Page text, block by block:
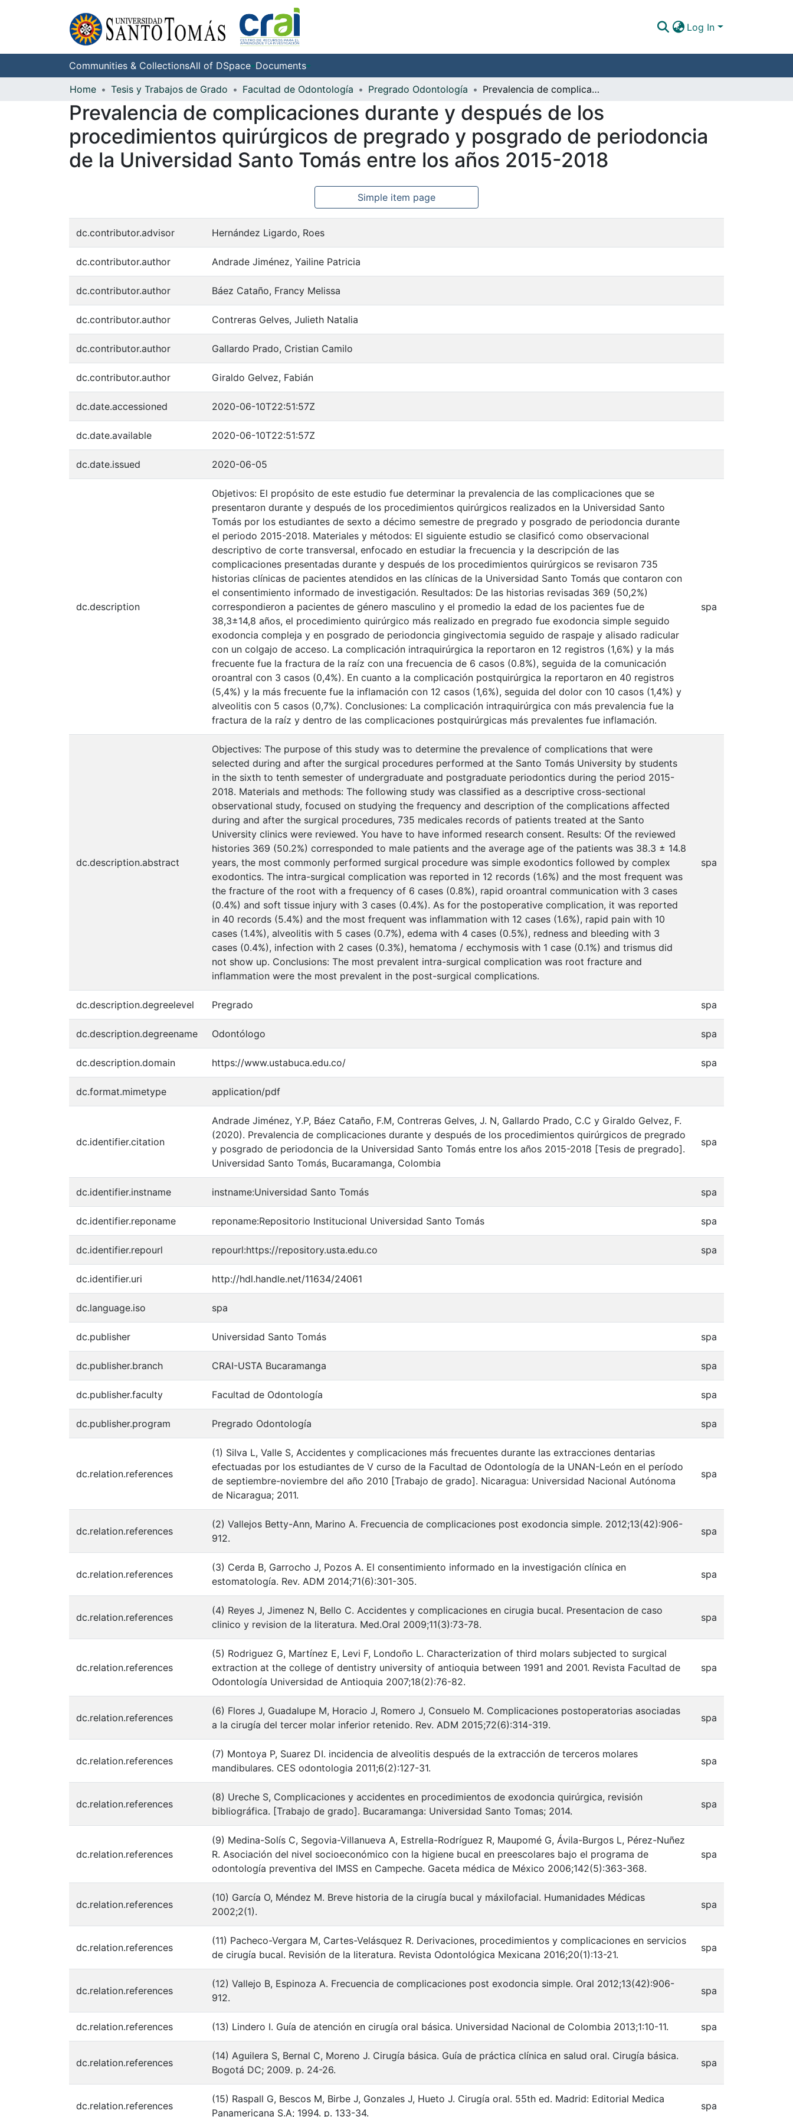
Log In
Communities & CollectionsAll of DSpace Documents
Home
Tesis y Trabajos de Grado Facultad de Odontología Pregrado Odontología Prevalencia de complicaciones durante y después de los procedimientos quirúrgicos de pregrado y posgrado de periodoncia de la Universidad Santo Tomás entre los años 2015-2018
Prevalencia de complicaciones durante y después de los
procedimientos quirúrgicos de pregrado y posgrado de periodoncia
de la Universidad Santo Tomás entre los años 2015-2018
Simple item page
dc.contributor.advisor Hernández Ligardo, Roes
dc.contributor.author Andrade Jiménez, Yailine Patricia
dc.contributor.author Báez Cataño, Francy Melissa
dc.contributor.author Contreras Gelves, Julieth Natalia
dc.contributor.author Gallardo Prado, Cristian Camilo
dc.contributor.author Giraldo Gelvez, Fabián
dc.date.accessioned 2020-06-10T22:51:57Z
dc.date.available 2020-06-10T22:51:57Z
dc.date.issued 2020-06-05
dc.description
Objetivos: El propósito de este estudio fue determinar la prevalencia de las complicaciones que se
presentaron durante y después de los procedimientos quirúrgicos realizados en la Universidad Santo
Tomás por los estudiantes de sexto a décimo semestre de pregrado y posgrado de periodoncia durante
el periodo 2015-2018. Materiales y métodos: El siguiente estudio se clasificó como observacional
descriptivo de corte transversal, enfocado en estudiar la frecuencia y la descripción de las
complicaciones presentadas durante y después de los procedimientos quirúrgicos se revisaron 735
historias clínicas de pacientes atendidos en las clínicas de la Universidad Santo Tomás que contaron con
el consentimiento informado de investigación. Resultados: De las historias revisadas 369 (50,2%)
correspondieron a pacientes de género masculino y el promedio la edad de los pacientes fue de
38,3±14,8 años, el procedimiento quirúrgico más realizado en pregrado fue exodoncia simple seguido
exodoncia compleja y en posgrado de periodoncia gingivectomia seguido de raspaje y alisado radicular
con un colgajo de acceso. La complicación intraquirúrgica la reportaron en 12 registros (1,6%) y la más
frecuente fue la fractura de la raíz con una frecuencia de 6 casos (0.8%), seguida de la comunicación
oroantral con 3 casos (0,4%). En cuanto a la complicación postquirúrgica la reportaron en 40 registros
(5,4%) y la más frecuente fue la inflamación con 12 casos (1,6%), seguida del dolor con 10 casos (1,4%) y
alveolitis con 5 casos (0,7%). Conclusiones: La complicación intraquirúrgica con más prevalencia fue la
fractura de la raíz y dentro de las complicaciones postquirúrgicas más prevalentes fue inflamación.
spa
dc.description.abstract
Objectives: The purpose of this study was to determine the prevalence of complications that were
selected during and after the surgical procedures performed at the Santo Tomás University by students
in the sixth to tenth semester of undergraduate and postgraduate periodontics during the period 2015-
2018. Materials and methods: The following study was classified as a descriptive cross-sectional
observational study, focused on studying the frequency and description of the complications affected
during and after the surgical procedures, 735 medicales records of patients treated at the Santo
University clinics were reviewed. You have to have informed research consent. Results: Of the reviewed
histories 369 (50.2%) corresponded to male patients and the average age of the patients was 38.3 ± 14.8
years, the most commonly performed surgical procedure was simple exodontics followed by complex
exodontics. The intra-surgical complication was reported in 12 records (1.6%) and the most frequent was
the fracture of the root with a frequency of 6 cases (0.8%), rapid oroantral communication with 3 cases
(0.4%) and soft tissue injury with 3 cases (0.4%). As for the postoperative complication, it was reported
in 40 records (5.4%) and the most frequent was inflammation with 12 cases (1.6%), rapid pain with 10
cases (1.4%), alveolitis with 5 cases (0.7%), edema with 4 cases (0.5%), redness and bleeding with 3
cases (0.4%), infection with 2 cases (0.3%), hematoma / ecchymosis with 1 case (0.1%) and trismus did
not show up. Conclusions: The most prevalent intra-surgical complication was root fracture and
inflammation were the most prevalent in the post-surgical complications.
spa
dc.description.degreelevel Pregrado spa
dc.description.degreename Odontólogo spa
dc.description.domain https://www.ustabuca.edu.co/ spa
dc.format.mimetype application/pdf
dc.identifier.citation
Andrade Jiménez, Y.P, Báez Cataño, F.M, Contreras Gelves, J. N, Gallardo Prado, C.C y Giraldo Gelvez, F.
(2020). Prevalencia de complicaciones durante y después de los procedimientos quirúrgicos de pregrado
y posgrado de periodoncia de la Universidad Santo Tomás entre los años 2015-2018 [Tesis de pregrado].
Universidad Santo Tomás, Bucaramanga, Colombia
spa
dc.identifier.instname instname:Universidad Santo Tomás spa
dc.identifier.reponame reponame:Repositorio Institucional Universidad Santo Tomás spa
dc.identifier.repourl repourl:https://repository.usta.edu.co spa
dc.identifier.uri http://hdl.handle.net/11634/24061
dc.language.iso spa
dc.publisher Universidad Santo Tomás spa
dc.publisher.branch CRAI-USTA Bucaramanga spa
dc.publisher.faculty Facultad de Odontología spa
dc.publisher.program Pregrado Odontología spa
dc.relation.references
(1) Silva L, Valle S, Accidentes y complicaciones más frecuentes durante las extracciones dentarias
efectuadas por los estudiantes de V curso de la Facultad de Odontología de la UNAN-León en el período
de septiembre-noviembre del año 2010 [Trabajo de grado]. Nicaragua: Universidad Nacional Autónoma
de Nicaragua; 2011.
spa
dc.relation.references
(2) Vallejos Betty-Ann, Marino A. Frecuencia de complicaciones post exodoncia simple. 2012;13(42):906-
912.
spa
dc.relation.references
(3) Cerda B, Garrocho J, Pozos A. El consentimiento informado en la investigación clínica en
estomatología. Rev. ADM 2014;71(6):301-305.
spa
dc.relation.references
(4) Reyes J, Jimenez N, Bello C. Accidentes y complicaciones en cirugia bucal. Presentacion de caso
clinico y revision de la literatura. Med.Oral 2009;11(3):73-78.
spa
dc.relation.references
(5) Rodriguez G, Martínez E, Levi F, Londoño L. Characterization of third molars subjected to surgical
extraction at the college of dentistry university of antioquia between 1991 and 2001. Revista Facultad de
Odontología Universidad de Antioquia 2007;18(2):76-82.
spa
dc.relation.references
(6) Flores J, Guadalupe M, Horacio J, Romero J, Consuelo M. Complicaciones postoperatorias asociadas
a la cirugía del tercer molar inferior retenido. Rev. ADM 2015;72(6):314-319.
spa
dc.relation.references
(7) Montoya P, Suarez DI. incidencia de alveolitis después de la extracción de terceros molares
mandibulares. CES odontologia 2011;6(2):127-31.
spa
dc.relation.references
(8) Ureche S, Complicaciones y accidentes en procedimientos de exodoncia quirúrgica, revisión
bibliográfica. [Trabajo de grado]. Bucaramanga: Universidad Santo Tomas; 2014.
spa
dc.relation.references
(9) Medina-Solís C, Segovia-Villanueva A, Estrella-Rodríguez R, Maupomé G, Ávila-Burgos L, Pérez-Nuñez
R. Asociación del nivel socioeconómico con la higiene bucal en preescolares bajo el programa de
odontología preventiva del IMSS en Campeche. Gaceta médica de México 2006;142(5):363-368.
spa
dc.relation.references
(10) García O, Méndez M. Breve historia de la cirugía bucal y máxilofacial. Humanidades Médicas
2002;2(1).
spa
dc.relation.references
(11) Pacheco-Vergara M, Cartes-Velásquez R. Derivaciones, procedimientos y complicaciones en servicios
de cirugía bucal. Revisión de la literatura. Revista Odontológica Mexicana 2016;20(1):13-21.
spa
dc.relation.references
(12) Vallejo B, Espinoza A. Frecuencia de complicaciones post exodoncia simple. Oral 2012;13(42):906-
912.
spa
dc.relation.references (13) Lindero I. Guía de atención en cirugía oral básica. Universidad Nacional de Colombia 2013;1:10-11. spa
dc.relation.references
(14) Aguilera S, Bernal C, Moreno J. Cirugía básica. Guía de práctica clínica en salud oral. Cirugía básica.
Bogotá DC; 2009. p. 24-26.
spa
dc.relation.references
(15) Raspall G, Bescos M, Birbe J, Gonzales J, Hueto J. Cirugía oral. 55th ed. Madrid: Editorial Medica
Panamericana S.A; 1994. p. 133-34.
spa